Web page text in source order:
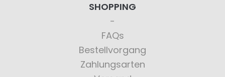
SHOPPING
FAQs
Bestellvorgang
Zahlungsarten